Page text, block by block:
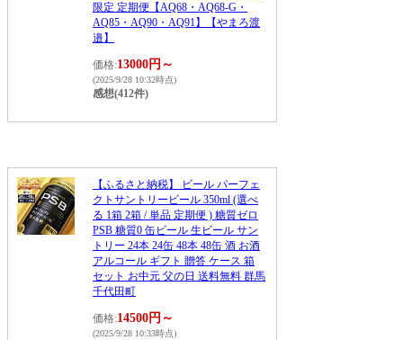
限定 定期便【AQ68・AQ68-G・
AQ85・AQ90・AQ91】【やまろ渡
邉】
価格:13000円～
(2025/9/28 10:32時点)
感想(412件)
【ふるさと納税】 ビール パーフェ
クトサントリービール 350ml (選べ
る 1箱 2箱 / 単品 定期便 ) 糖質ゼロ
PSB 糖質0 缶ビール 生ビール サン
トリー 24本 24缶 48本 48缶 酒 お酒
アルコール ギフト 贈答 ケース 箱
セット お中元 父の日 送料無料 群馬
千代田町
価格:14500円～
(2025/9/28 10:33時点)